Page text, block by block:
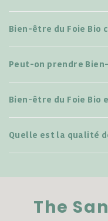
Bien-être du Foie Bio
Peut-on prendre
Bien-être du Foie Bio
Quelle est la qualité
The